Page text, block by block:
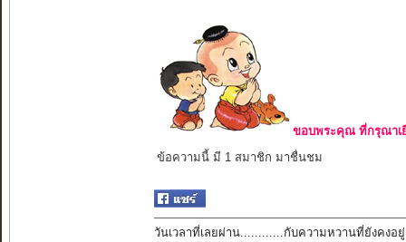
ขอบพระคุณ ที่กรุณาเ
ข้อความนี้ มี 1 สมาชิก มาชื่นชม
วันเวลาที่เลยผ่าน............กับความหวานที่ยังคงอยู่